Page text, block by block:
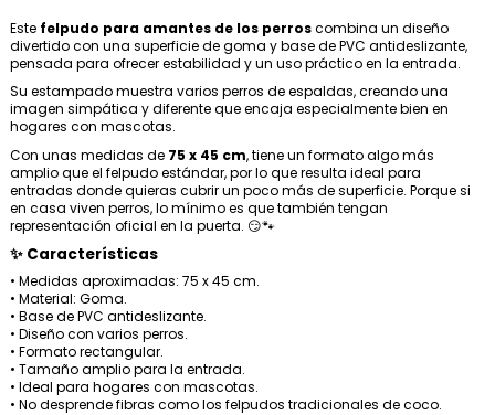
Este felpudo para amantes de los perroscombina un diseño
divertido con una superficie de goma y base de PVC antideslizante,
pensada para ofrecer estabilidad y un uso práctico en la entrada.
Su estampado muestra varios perros de espaldas, creando una
imagen simpática y diferente que encaja especialmente bien en
hogares con mascotas.
Con unas medidas de 75 x 45 cm, tiene un formato algo más
amplio que el felpudo estándar, por lo que resulta ideal para
entradas donde quieras cubrir un poco más de superficie. Porque si
en casa viven perros, lo mínimo es que también tengan
representación oficial en la puerta. 😏🐾
✨ Características
• Medidas aproximadas: 75 x 45 cm.
• Material: Goma.
• Base de PVC antideslizante.
• Diseño con varios perros.
• Formato rectangular.
• Tamaño amplio para la entrada.
• Ideal para hogares con mascotas.
• No desprende fibras como los felpudos tradicionales de coco.